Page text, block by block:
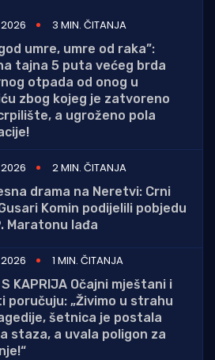
3 MIN. ČITANJA
umre, umre od raka”:
tajna 5 puta većeg brda
otpada od onog u
zbog kojeg je zatvoreno
a ugroženo pola
2 MIN. ČITANJA
drama na Neretvi: Crni
Komin podijelili pobjedu
Maratonu lađa
1 MIN. ČITANJA
S KAPRIJA Očajni mještani i
poručuju: „Živimo u strahu
šetnica je postala
staza, a uvala poligon za